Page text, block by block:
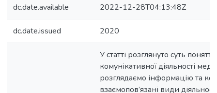
dc.date.available 2022-12-28T04:13:48Z
dc.date.issued 2020
У статті розглянуто суть
комунікативної діяльності
розглядаємо інформацію та
взаємопов’язані види